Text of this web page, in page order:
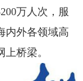
万人次，服
内外各领域高
桥梁。